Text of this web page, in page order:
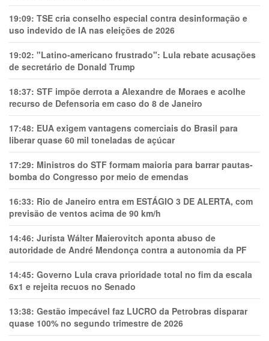
19:09: TSE cria conselho especial contra desinformação e
uso indevido de IA nas eleições de 2026
19:02: "Latino-americano frustrado": Lula rebate acusações
de secretário de Donald Trump
18:37: STF impõe derrota a Alexandre de Moraes e acolhe
recurso de Defensoria em caso do 8 de Janeiro
17:48: EUA exigem vantagens comerciais do Brasil para
liberar quase 60 mil toneladas de açúcar
17:29: Ministros do STF formam maioria para barrar pautas-
bomba do Congresso por meio de emendas
16:33: Rio de Janeiro entra em ESTÁGIO 3 DE ALERTA, com
previsão de ventos acima de 90 km/h
14:46: Jurista Wálter Maierovitch aponta abuso de
autoridade de André Mendonça contra a autonomia da PF
14:45: Governo Lula crava prioridade total no fim da escala
6x1 e rejeita recuos no Senado
13:38: Gestão impecável faz LUCRO da Petrobras disparar
quase 100% no segundo trimestre de 2026